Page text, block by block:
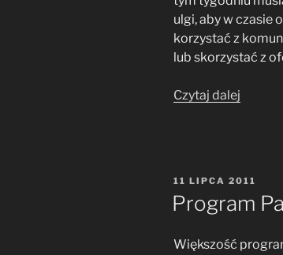
ulgi, aby w czasie
korzystać z
lub skorzystać z
Czytaj dalej
MPK
i
OPUBLIKOWANE
11 LIPCA 2011
Program
Większość